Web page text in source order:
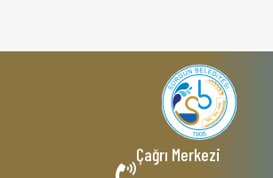
Çağrı Merkezi